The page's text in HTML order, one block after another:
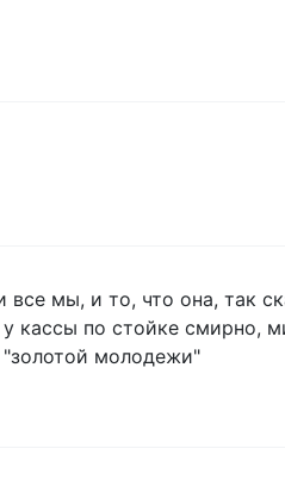
мы, и то, что она, так
кассы по стойке смирно,
молодежи"